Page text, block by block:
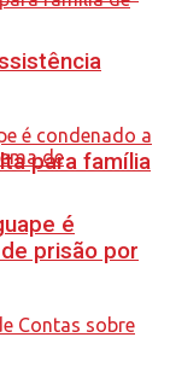
para família
é
prisão por